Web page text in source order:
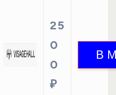
25
0
0
₽